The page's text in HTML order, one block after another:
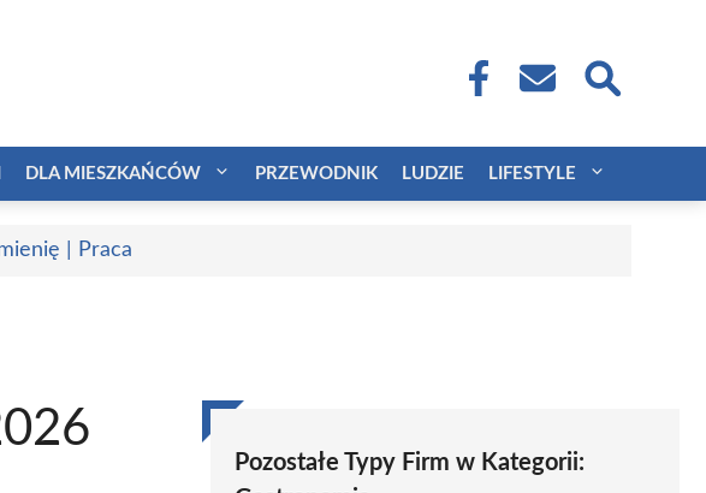
DLA MIESZKAŃCÓW PRZEWODNIK LUDZIE LIFESTYLE
| Praca
Pozostałe Typy Firm w Kategorii: